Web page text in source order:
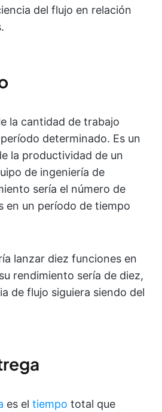
del flujo en relación
la cantidad de trabajo
determinado. Es un
la productividad de un
de ingeniería de
sería el número de
en un período de tiempo
lanzar diez funciones en
rendimiento sería de diez,
de flujo siguiera siendo del
es el tiempo total que